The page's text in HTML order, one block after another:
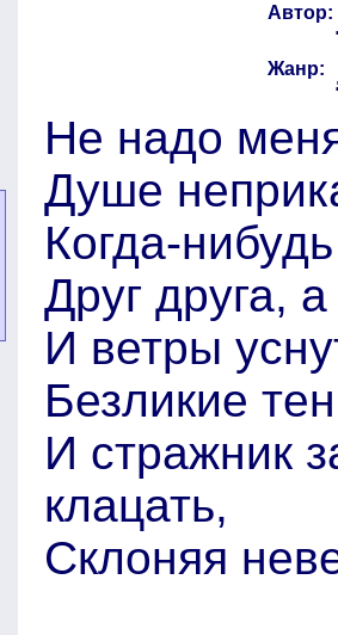
Автор:
Жанр:
Не надо
Душе
Когда-
Друг друга,
И ветры
Безликие
И стражник
клацать,
Склоняя